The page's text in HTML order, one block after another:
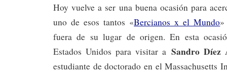
Hoy vuelve a ser una buena ocasión para
uno de esos tantos «Bercianos x el Mundo
fuera de su lugar de origen. En esta
Estados Unidos para visitar a Sandro
estudiante de doctorado en el Massachusetts